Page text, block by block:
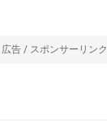
広告 / スポンサーリンク